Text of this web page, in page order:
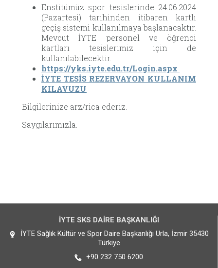
Enstitümüz spor tesislerinde 24.06.2024
(Pazartesi) tarihinden itibaren kartlı
geçiş sistemi kullanılmaya başlanacaktır.
Mevcut İYTE personel ve öğrenci
kartları tesislerimiz için de
kullanılabilecektir.
https://yks.iyte.edu.tr/Login.aspx
İYTE TESİS REZERVAYON KULLANIM
KILAVUZU
Bilgilerinize arz/rica ederiz.
Saygılarımızla.
İYTE SKS DAİRE BAŞKANLIĞI
İYTE Sağlık Kültür ve Spor Daire Başkanlığı Urla, İzmir 35430
Türkiye
+90 232 750 6200